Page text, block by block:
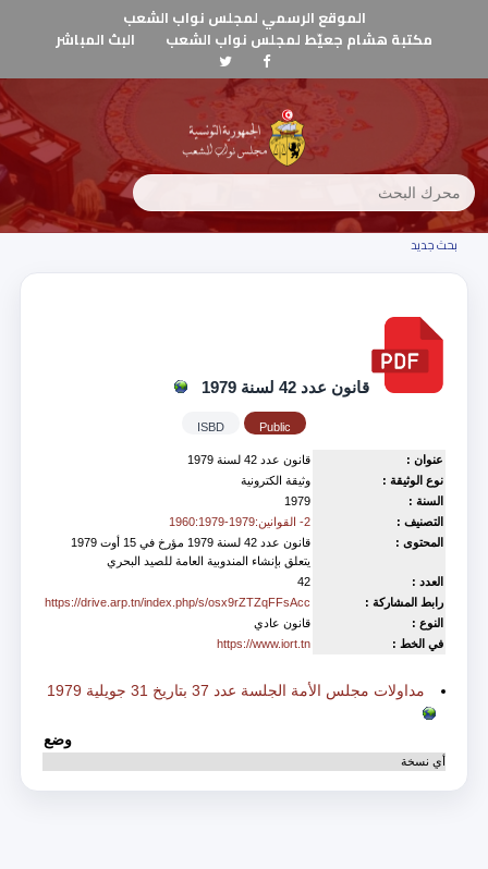
الموقع الرسمي لمجلس نواب الشعب
مكتبة هشام جعيّط لمجلس نواب الشعب
البث المباشر
بحث جديد
قانون عدد 42 لسنة 1979
Public
ISBD
عنوان :
قانون عدد 42 لسنة 1979
نوع الوثيقة :
وثيقة الكترونية
السنة :
1979
التصنيف :
2- القوانين:1979-1960:1979
المحتوى :
قانون عدد 42 لسنة 1979 مؤرخ في 15 أوت 1979
يتعلق بإنشاء المندوبية العامة للصيد البحري
العدد :
42
رابط المشاركة :
https://drive.arp.tn/index.php/s/osx9rZTZqFFsAcc
النوع :
قانون عادي
في الخط :
https://www.iort.tn
مداولات مجلس الأمة الجلسة عدد 37 بتاريخ 31 جويلية 1979
وضع
أي نسخة